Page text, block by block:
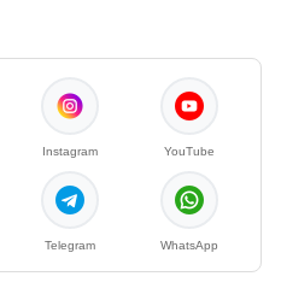
Instagram YouTube
Telegram WhatsApp